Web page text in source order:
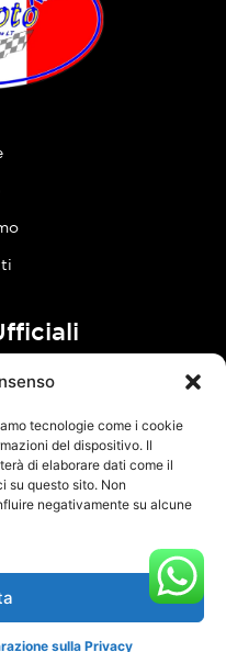
tecnologie come i cookie
del dispositivo. Il
di elaborare dati come il
su questo sito. Non
negativamente su alcune
sulla Privacy
Us
I
g
snc – 04100 Latina – P.Iva
–Cookie Policy